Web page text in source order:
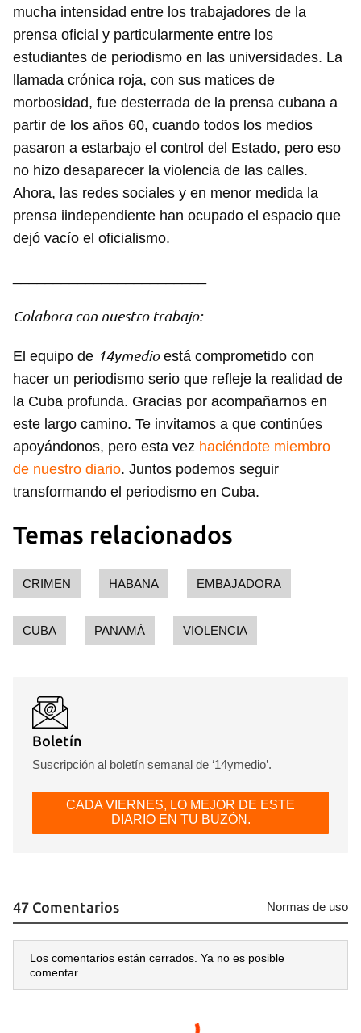
Guardar como favorito
Para poder guardar como favorito, primero has de
iniciar sesión con tu cuenta de 14ymedio.
INICIAR SESIÓN CANCELAR
mucha intensidad entre los trabajadores de la
prensa oficial y particularmente entre los
estudiantes de periodismo en las universidades. La
llamada crónica roja, con sus matices de
morbosidad, fue desterrada de la prensa cubana a
partir de los años 60, cuando todos los medios
pasaron a estarbajo el control del Estado, pero eso
no hizo desaparecer la violencia de las calles.
Ahora, las redes sociales y en menor medida la
prensa iindependiente han ocupado el espacio que
dejó vacío el oficialismo.
Colabora con nuestro trabajo:
El equipo de 14ymedioestá comprometido con
hacer un periodismo serio que refleje la realidad de
la Cuba profunda. Gracias por acompañarnos en
este largo camino. Te invitamos a que continúes
apoyándonos, pero esta vez haciéndote miembro
de nuestro diario. Juntos podemos seguir
transformando el periodismo en Cuba.
Temas relacionados
CRIMEN HABANA EMBAJADORA
CUBA PANAMÁ VIOLENCIA
Boletín
Suscripción al boletín semanal de ‘14ymedio’.
CADA VIERNES, LO MEJOR DE ESTE
DIARIO EN TU BUZÓN.
47 Comentarios Normas de uso
Los comentarios están cerrados. Ya no es posible
comentar